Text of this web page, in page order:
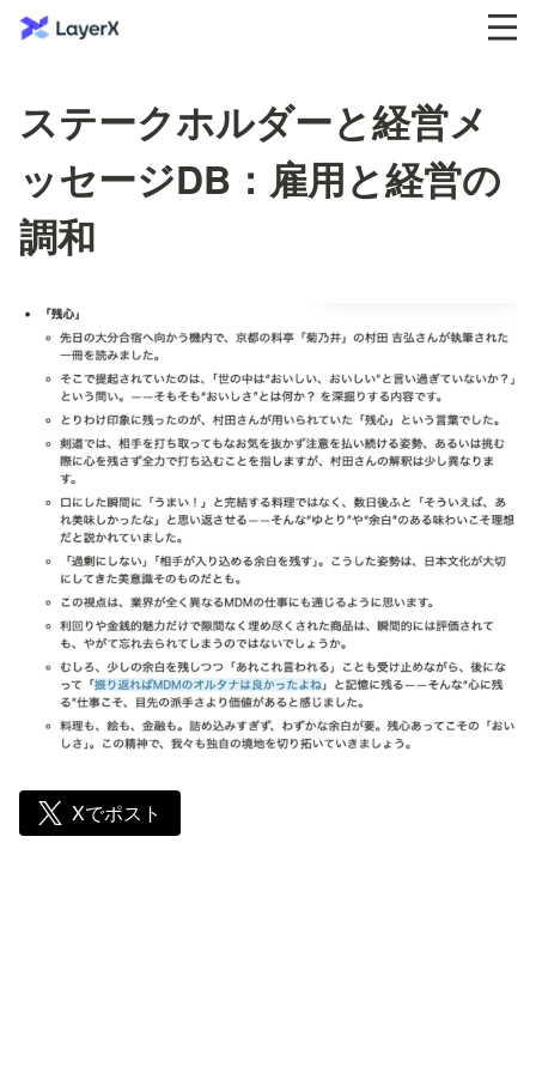
ステークホルダーと経営メ
ッセージDB：雇用と経営の
調和
Xでポスト